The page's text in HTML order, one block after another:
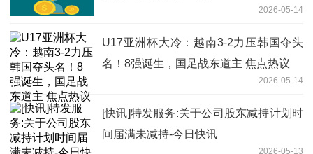
2026-05-14
U17亚洲杯大冷：越南3-2力压韩国夺头
名！8强诞生，国足战东道主 焦点热议
2026-05-14
[快讯]特发服务:关于公司股东减持计划时
间届满未减持-今日快讯
2026-05-13